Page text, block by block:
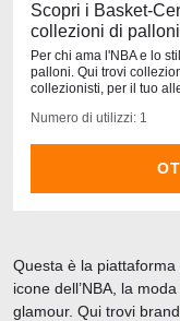
Scopri i Basket-
collezioni di
Per chi ama l'NBA e lo
palloni. Qui trovi
collezionisti, per il tuo
Numero di utilizzi: 1
Questa è la
icone dell’NBA, la
glamour. Qui trovi